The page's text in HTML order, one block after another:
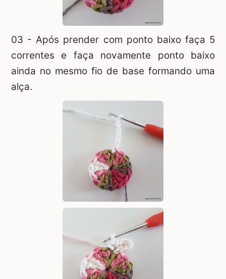
03 - Após prender com ponto baixo faça 5
correntes e faça novamente ponto baixo
ainda no mesmo fio de base formando uma
alça.